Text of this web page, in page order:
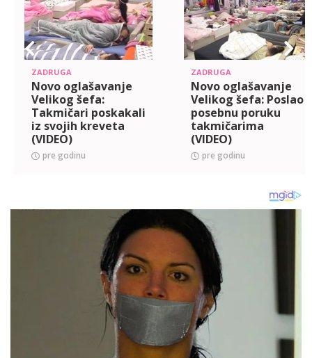
ZADRUGA
Novo oglašavanje
Velikog šefa:
Takmičari poskakali
iz svojih kreveta
(VIDEO)
pre godinu
ZADRUGA
Novo oglašavanje
Velikog šefa: Poslao
posebnu poruku
takmičarima
(VIDEO)
pre godinu